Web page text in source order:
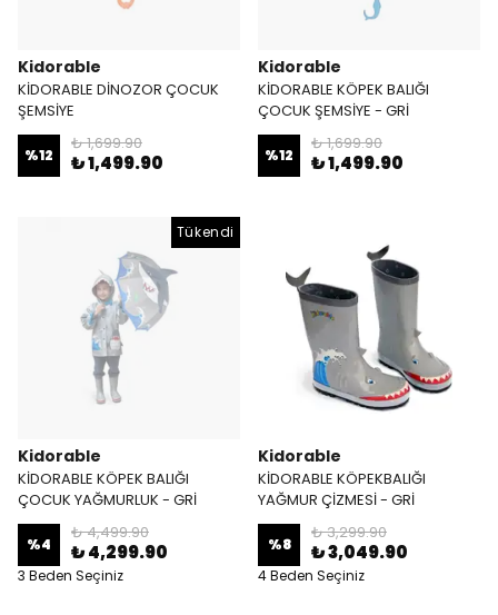
Kidorable
KİDORABLE DİNOZOR ÇOCUK
ŞEMSİYE
%12
₺ 1,699.90
₺ 1,499.90
Kidorable
KİDORABLE KÖPEK BALIĞI
ÇOCUK ŞEMSİYE - GRİ
%12
₺ 1,699.90
₺ 1,499.90
Tükendi
Kidorable
KİDORABLE KÖPEK BALIĞI
ÇOCUK YAĞMURLUK - GRİ
%4
₺ 4,499.90
₺ 4,299.90
3 Beden Seçiniz
Kidorable
KİDORABLE KÖPEKBALIĞI
YAĞMUR ÇİZMESİ - GRİ
%8
₺ 3,299.90
₺ 3,049.90
4 Beden Seçiniz